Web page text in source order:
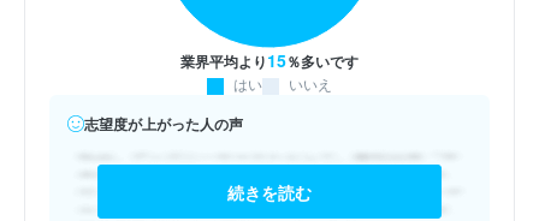
業界平均より15％多いです
はい いいえ
志望度が上がった人の声
続きを読む